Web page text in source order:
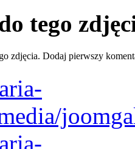
tego
zdjęcia. Dodaj pierwszy